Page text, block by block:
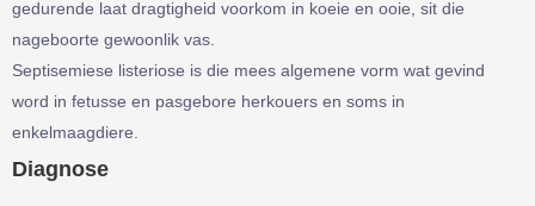
gedurende laat dragtigheid voorkom in koeie en ooie, sit die
nageboorte gewoonlik vas.
Septisemiese listeriose is die mees algemene vorm wat gevind
word in fetusse en pasgebore herkouers en soms in
enkelmaagdiere.
Diagnose